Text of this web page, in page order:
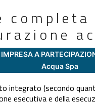
A
Acqua Spa
integrato (secondo
esecutiva e della